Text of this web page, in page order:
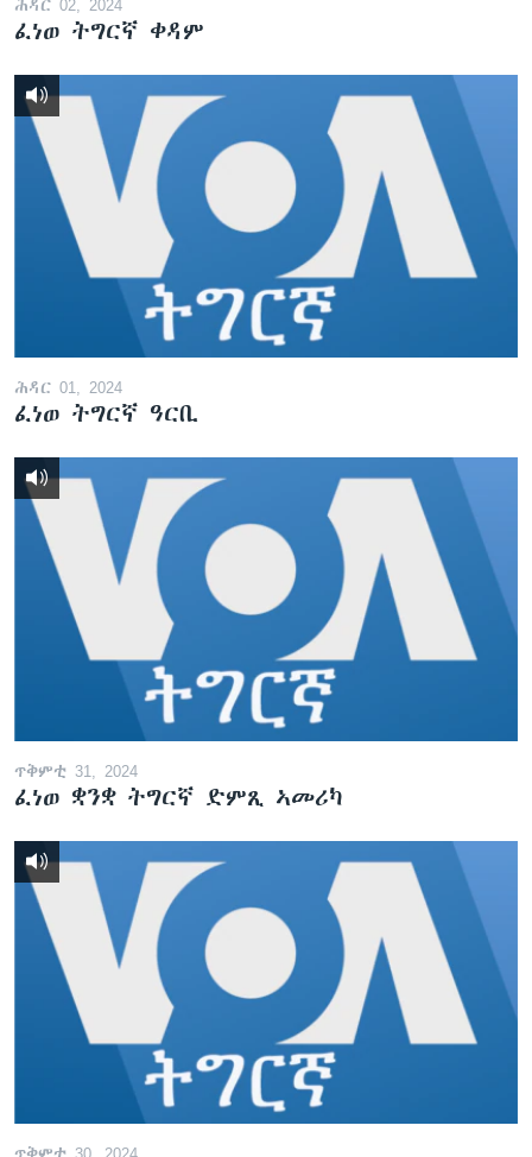
ሕዳር 02, 2024
ፈነወ ትግርኛ ቀዳም
ሕዳር 01, 2024
ፈነወ ትግርኛ ዓርቢ
ጥቅምቲ 31, 2024
ፈነወ ቋንቋ ትግርኛ ድምጺ ኣመሪካ